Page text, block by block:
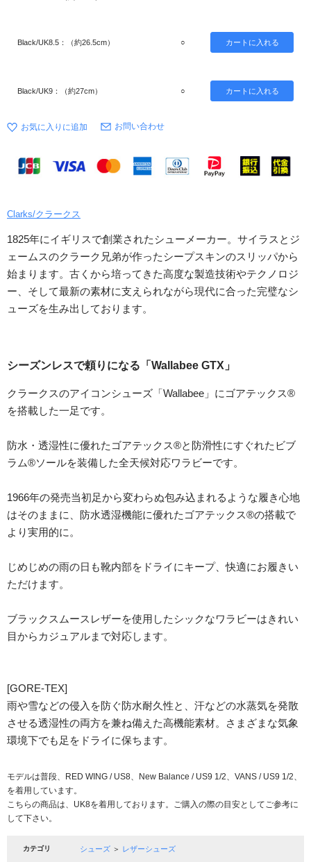
Black/UK8.5：（約26.5cm） ○
Black/UK9：（約27cm） ○
お問い合わせ
Clarks/クラークス
1825年にイギリスで創業されたシューメーカー。サイラスとジ
ェームスのクラーク兄弟が作ったシープスキンのスリッパから
始まります。古くから培ってきた高度な製造技術やテクノロジ
ー、そして最新の素材に支えられながら現代に合った完璧なシ
ューズを生み出しております。
シーズンレスで頼りになる「Wallabee GTX」
クラークスのアイコンシューズ「Wallabee」にゴアテックス®
を搭載した一足です。
防水・透湿性に優れたゴアテックス®と防滑性にすぐれたビブ
ラム®ソールを装備した全天候対応ワラビーです。
1966年の発売当初足から変わらぬ包み込まれるような履き心地
はそのままに、防水透湿機能に優れたゴアテックス®の搭載で
より実用的に。
じめじめの雨の日も靴内部をドライにキープ、快適にお履きい
ただけます。
ブラックスムースレザーを使用したシックなワラビーはきれい
目からカジュアルまで対応します。
[GORE-TEX]
雨や雪などの侵入を防ぐ防水耐久性と、汗などの水蒸気を発散
させる透湿性の両方を兼ね備えた高機能素材。さまざまな気象
環境下でも足をドライに保ちます。
モデルは普段、RED WING / US8、New Balance / US9 1/2、VANS / US9 1/2、
を着用しています。
こちらの商品は、UK8を着用しております。ご購入の際の目安としてご参考に
して下さい。
カテゴリ シューズ ＞ レザーシューズ